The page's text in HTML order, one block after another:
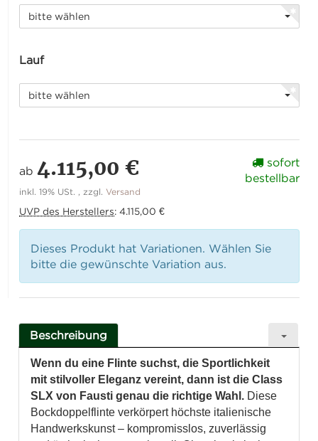
bitte wählen
Lauf
bitte wählen
ab4.115,00 €
inkl. 19% USt. , zzgl.Versand
UVP des Herstellers:4.115,00 €
sofort
bestellbar
Dieses Produkt hat Variationen. Wählen Sie
bitte die gewünschte Variation aus.
Beschreibung
Wenn du eine Flinte suchst, die Sportlichkeit
mit stilvoller Eleganz vereint, dann ist die Class
SLX von Fausti genau die richtige Wahl. Diese
Bockdoppelflinte verkörpert höchste italienische
Handwerkskunst – kompromisslos, zuverlässig